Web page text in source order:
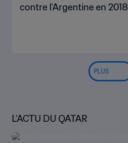
contre l'Argentine en 2018
PLUS
L'ACTU DU QATAR